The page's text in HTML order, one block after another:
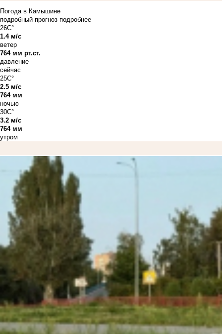
Погода в Камышине
подробный прогноз подробнее
26C°
1.4 м/с
ветер
764 мм рт.ст.
давление
сейчас
25C°
2.5 м/с
764 мм
ночью
30C°
3.2 м/с
764 мм
утром